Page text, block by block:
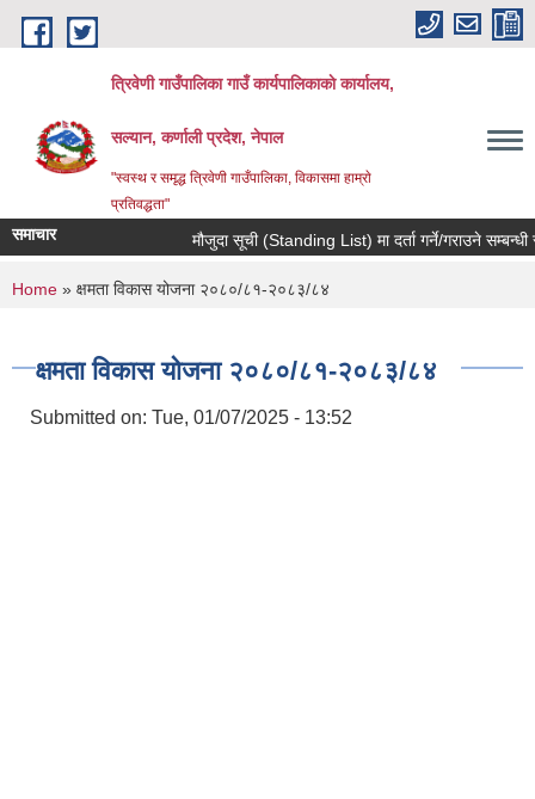
Skip to main content
त्रिवेणी गाउँपालिका गाउँ कार्यपालिकाकाे कार्यालय,
सल्यान, कर्णाली प्रदेश, नेपाल
"स्वस्थ र समृद्ध त्रिवेणी गाउँपालिका, विकासमा हाम्राे
प्रतिवद्धता"
समाचार मौजुदा सूची (Standing List) मा दर्ता गर्ने/गराउने सम्बन्धी
You are here
Home » क्षमता विकास योजना २०८०/८१-२०८३/८४
क्षमता विकास योजना २०८०/८१-२०८३/८४
Submitted on: Tue, 01/07/2025 - 13:52